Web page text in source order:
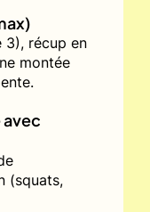
3), récup en
montée
avec
(squats,